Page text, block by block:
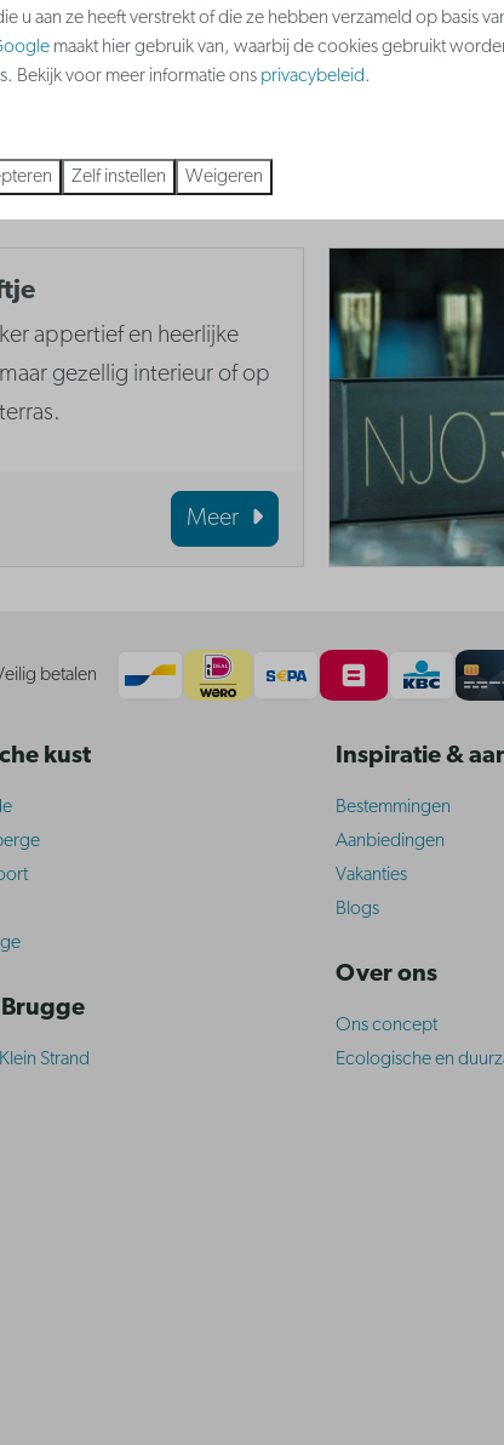
Vissen, haaien,
Meer
appertief en heerlijke
gezellig interieur of op
Meer
betalen
kust
Strand
Inspiratie &
Bestemmingen
Aanbiedingen
Vakanties
Blogs
Over ons
Ons concept
Ecologische en
u aan ze heeft verstrekt of die ze hebben verzameld op basis
maakt hier gebruik van, waarbij de cookies gebruikt
Bekijk voor meer informatie ons privacybeleid.
Zelf instellen Weigeren